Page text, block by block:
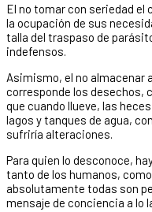
El no tomar con seriedad el
la ocupación de sus
talla del traspaso de
indefensos.
Asimismo, el no almacenar
corresponde los desechos,
que cuando llueve, las
lagos y tanques de agua,
sufriría alteraciones.
Para quien lo desconoce,
tanto de los humanos,
absolutamente todas son
mensaje de conciencia a lo